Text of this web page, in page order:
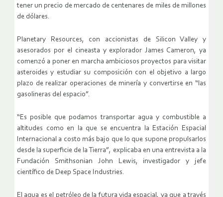
tener un precio de mercado de centenares de miles de millones
de dólares.
Planetary Resources, con accionistas de Silicon Valley y
asesorados por el cineasta y explorador James Cameron, ya
comenzó a poner en marcha ambiciosos proyectos para visitar
asteroides y estudiar su composición con el objetivo a largo
plazo de realizar operaciones de minería y convertirse en “las
gasolineras del espacio”.
“Es posible que podamos transportar agua y combustible a
altitudes como en la que se encuentra la Estación Espacial
Internacional a costo más bajo que lo que supone propulsarlos
desde la superficie de la Tierra”, explicaba en una entrevista a la
Fundación Smithsonian John Lewis, investigador y jefe
científico de Deep Space Industries.
El agua es el petróleo de la futura vida espacial, ya que a través